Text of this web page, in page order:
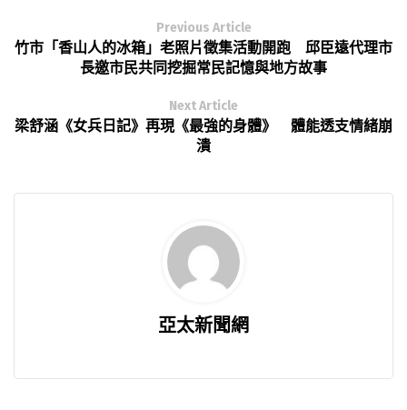
Previous Article
竹市「香山人的冰箱」老照片徵集活動開跑 邱臣遠代理市
長邀市民共同挖掘常民記憶與地方故事
Next Article
梁舒涵《女兵日記》再現《最強的身體》 體能透支情緒崩
潰
亞太新聞網